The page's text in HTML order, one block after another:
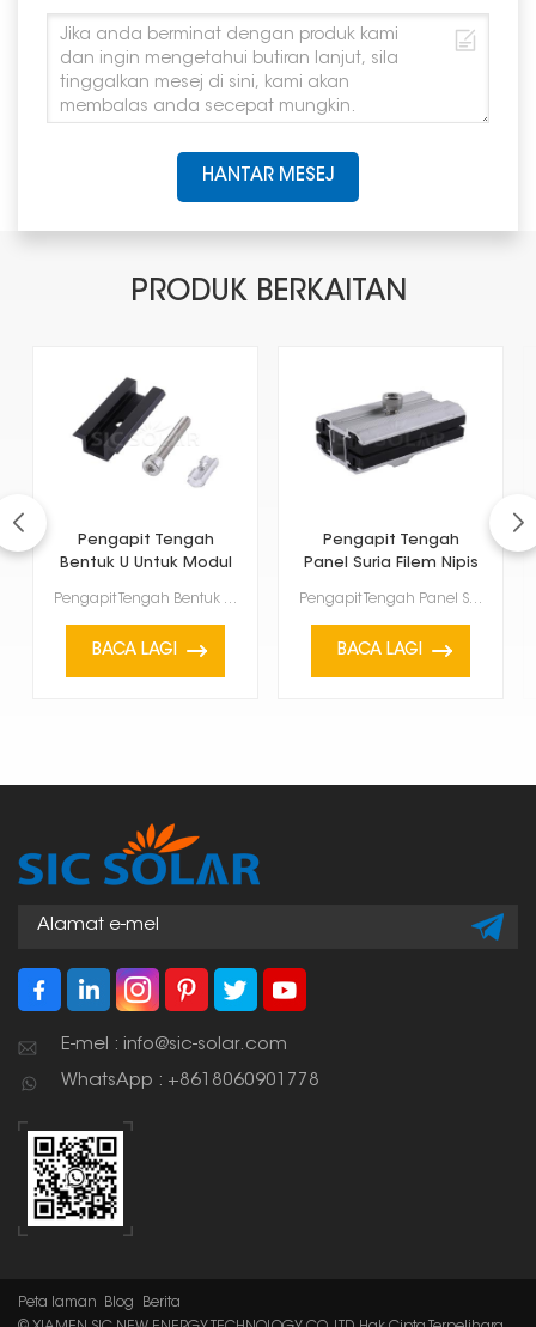
HANTAR MESEJ
PRODUK BERKAITAN
Pengapit Tengah
Bentuk U Untuk Modul
Pengapit Tengah Bentuk U Untuk Modul Berbingkai adalah untuk panel solar berbingkai, khususnya yang ...
BACA LAGI
Pengapit Tengah
Panel Suria Filem Nipis
Pengapit Tengah Panel Solar Filem Nipis ialah aksesori khas yang digunakan untuk memegang panel sola...
BACA LAGI
E-mel : info@sic-solar.com
WhatsApp : +8618060901778
Peta laman Blog
Berita